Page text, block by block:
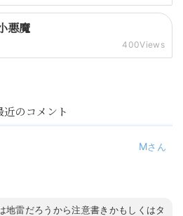
悪魔
400Views
近のコメント
M
地雷だろうから注意書きかもしくはタ